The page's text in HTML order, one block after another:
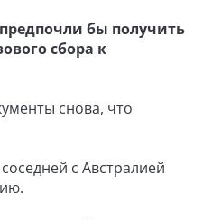
бы получить
сбора к
снова, что
с Австралией